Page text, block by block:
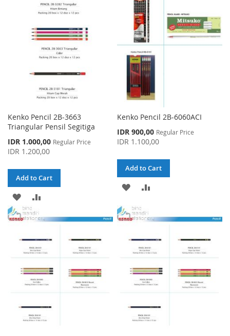
WISH
LIST
Kenko Pencil 2B-3663
Triangular Pensil Segitiga
Special
Price
IDR 1.000,00 Regular Price
IDR 1.200,00
Add to Cart
ADD
TO
LIST
Kenko Pencil 2B-6060ACI
Special
Price
IDR 900,00 Regular Price
IDR 1.100,00
Add to Cart
ADD
WISH
LIST
COMPARE